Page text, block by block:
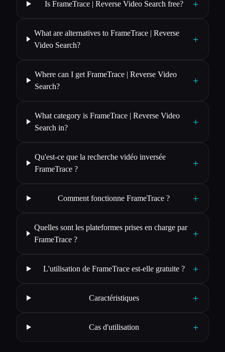
Is FrameTrace | Reverse Video Search free? +
What are alternatives to FrameTrace | Reverse
Video Search?
+
Where can I get FrameTrace | Reverse Video
Search?
+
What category is FrameTrace | Reverse Video
Search in?
+
Qu'est-ce que la recherche vidéo inversée
FrameTrace ?
+
Comment fonctionne FrameTrace ? +
Quelles sont les plateformes prises en charge par
FrameTrace ?
+
L'utilisation de FrameTrace est-elle gratuite ? +
Caractéristiques +
Cas d'utilisation +